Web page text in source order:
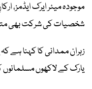
موجودہ میئر ایرک ایڈمز،
شخصیات کی شرکت بھی
زہران ممدانی کا کہنا ہے
یارک کے لاکھوں